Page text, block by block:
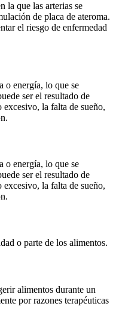
la que las arterias se
de placa de ateroma.
el riesgo de enfermedad
o energía, lo que se
ser el resultado de
excesivo, la falta de sueño,
o energía, lo que se
ser el resultado de
excesivo, la falta de sueño,
o parte de los alimentos.
alimentos durante un
por razones terapéuticas